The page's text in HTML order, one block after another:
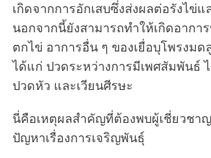
เกิดจากการอักเสบซึ่งส่งผลต่อรังไข่แ
นอกจากนี้ยังสามารถทำให้เกิดอากา
ตกไข่ อาการอื่น ๆ ของเยื่อบุโพรงมด
ได้แก่ ปวดระหว่างการมีเพศสัมพันธ์
ปวดหัว และเวียนศีรษะ
นี่คือเหตุผลสำคัญที่ต้องพบผู้เชี่ยวชา
ปัญหาเรื่องการเจริญพันธุ์